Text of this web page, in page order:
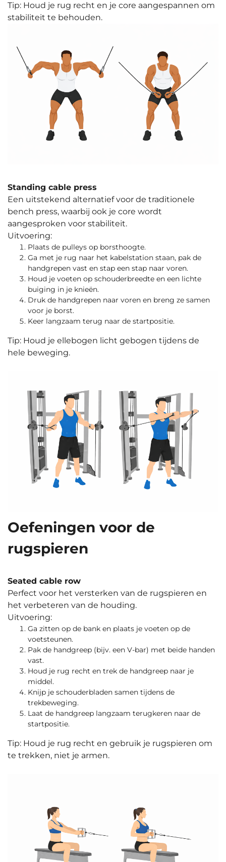
Tip: Houd je rug recht en je core aangespannen om
stabiliteit te behouden.
Standing cable press
Een uitstekend alternatief voor de traditionele
bench press, waarbij ook je core wordt
aangesproken voor stabiliteit.
Uitvoering:
Plaats de pulleys op borsthoogte.
Ga met je rug naar het kabelstation staan, pak de
handgrepen vast en stap een stap naar voren.
Houd je voeten op schouderbreedte en een lichte
buiging in je knieën.
Druk de handgrepen naar voren en breng ze samen
voor je borst.
Keer langzaam terug naar de startpositie.
Tip: Houd je ellebogen licht gebogen tijdens de
hele beweging.
Oefeningen voor de
rugspieren
Seated cable row
Perfect voor het versterken van de rugspieren en
het verbeteren van de houding.
Uitvoering:
Ga zitten op de bank en plaats je voeten op de
voetsteunen.
Pak de handgreep (bijv. een V-bar) met beide handen
vast.
Houd je rug recht en trek de handgreep naar je
middel.
Knijp je schouderbladen samen tijdens de
trekbeweging.
Laat de handgreep langzaam terugkeren naar de
startpositie.
Tip: Houd je rug recht en gebruik je rugspieren om
te trekken, niet je armen.